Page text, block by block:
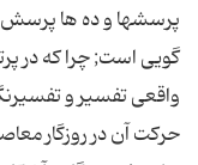
پرسشها و ده ها پرسش
گویى است; چرا كه در
واقعى تفسیر و
حركت آن در روزگار